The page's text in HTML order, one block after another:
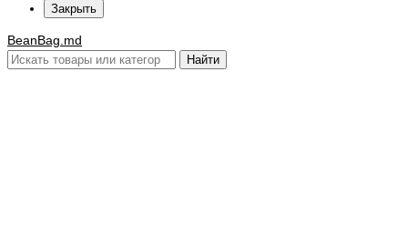
Закрыть
BeanBag.md
Найти